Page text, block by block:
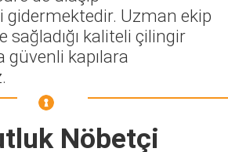
Uzman ekip
sağladığı kaliteli çilingir
kapılara
Nöbetçi